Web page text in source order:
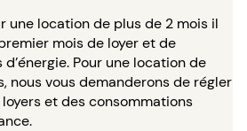
une location de plus de 2 mois il
mois de loyer et de
Pour une location de
nous vous demanderons de régler
et des consommations